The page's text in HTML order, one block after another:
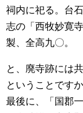
祠内に祀る。台
志の「西牧妙寛
製、全高九〇。
と、廃寺跡には
ということです
最後に、「国郡